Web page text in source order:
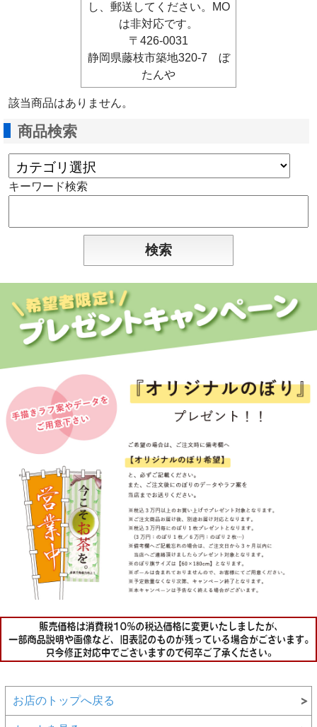
し、郵送してください。MO
は非対応です。
〒426-0031
静岡県藤枝市築地320-7 ぼ
たんや
該当商品はありません。
商品検索
キーワード検索
お店のトップへ戻る